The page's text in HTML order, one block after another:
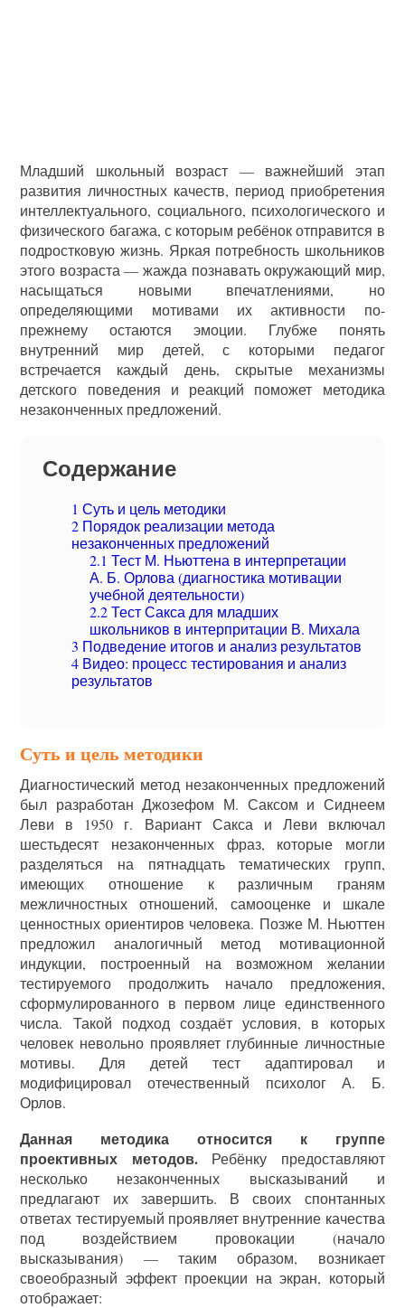
Младший школьный возраст — важнейший этап
развития личностных качеств, период приобретения
интеллектуального, социального, психологического и
физического багажа, с которым ребёнок отправится в
подростковую жизнь. Яркая потребность школьников
этого возраста — жажда познавать окружающий мир,
насыщаться новыми впечатлениями, но
определяющими мотивами их активности по-
прежнему остаются эмоции. Глубже понять
внутренний мир детей, с которыми педагог
встречается каждый день, скрытые механизмы
детского поведения и реакций поможет методика
незаконченных предложений.
Содержание
1 Суть и цель методики
2 Порядок реализации метода
незаконченных предложений
2.1 Тест М. Ньюттена в интерпретации
А. Б. Орлова (диагностика мотивации
учебной деятельности)
2.2Тест Сакса для младших
школьников в интерпритации В. Михала
3 Подведение итогов и анализ результатов
4 Видео: процесс тестирования и анализ
результатов
Суть и цель методики
Диагностический метод незаконченных предложений
был разработан Джозефом М. Саксом и Сиднеем
Леви в 1950 г. Вариант Сакса и Леви включал
шестьдесят незаконченных фраз, которые могли
разделяться на пятнадцать тематических групп,
имеющих отношение к различным граням
межличностных отношений, самооценке и шкале
ценностных ориентиров человека. Позже М. Ньюттен
предложил аналогичный метод мотивационной
индукции, построенный на возможном желании
тестируемого продолжить начало предложения,
сформулированного в первом лице единственного
числа. Такой подход создаёт условия, в которых
человек невольно проявляет глубинные личностные
мотивы. Для детей тест адаптировал и
модифицировал отечественный психолог А. Б.
Орлов.
Данная методика относится к группе
проективных методов.Ребёнку предоставляют
несколько незаконченных высказываний и
предлагают их завершить. В своих спонтанных
ответах тестируемый проявляет внутренние качества
под воздействием провокации (начало
высказывания) — таким образом, возникает
своеобразный эффект проекции на экран, который
отображает: